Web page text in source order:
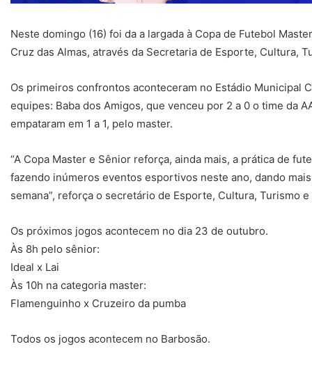
Neste domingo (16) foi da a largada à Copa de Futebol
Cruz das Almas, através da Secretaria de Esporte, Cultura,
Os primeiros confrontos aconteceram no Estádio Municipal
equipes: Baba dos Amigos, que venceu por 2 a 0 o time da
empataram em 1 a 1, pelo master.
“A Copa Master e Sênior reforça, ainda mais, a prática de
fazendo inúmeros eventos esportivos neste ano, dando
semana”, reforça o secretário de Esporte, Cultura, Turismo e
Os próximos jogos acontecem no dia 23 de outubro.
Às 8h pelo sênior:
Ideal x Lai
Às 10h na categoria master:
Flamenguinho x Cruzeiro da pumba
Todos os jogos acontecem no Barbosão.